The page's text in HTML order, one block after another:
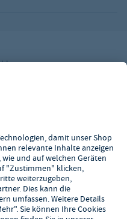
Aktionen oder